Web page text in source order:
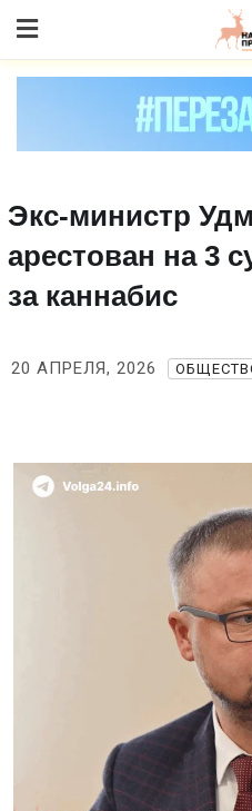
to content
Экс‑министр
арестован на 3
за каннабис
20 АПРЕЛЯ, 2026